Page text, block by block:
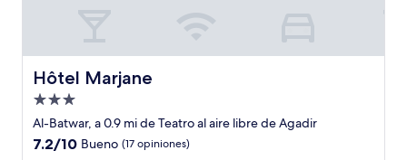
Hôtel Marjane
Hôtel Marjane
Propiedad
de
3.0
Al-Batwar, a 0.9 mi de Teatro al aire libre de Agadir
7.2
7.2/10 Bueno (17 opiniones)